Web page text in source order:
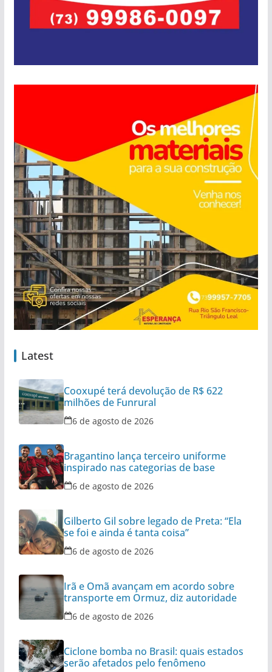
Latest
Cooxupé terá devolução de R$ 622
milhões de Funrural
6 de agosto de 2026
Bragantino lança terceiro uniforme
inspirado nas categorias de base
6 de agosto de 2026
Gilberto Gil sobre legado de Preta: “Ela
se foi e ainda é tanta coisa”
6 de agosto de 2026
Irã e Omã avançam em acordo sobre
transporte em Ormuz, diz autoridade
6 de agosto de 2026
Ciclone bomba no Brasil: quais estados
serão afetados pelo fenômeno